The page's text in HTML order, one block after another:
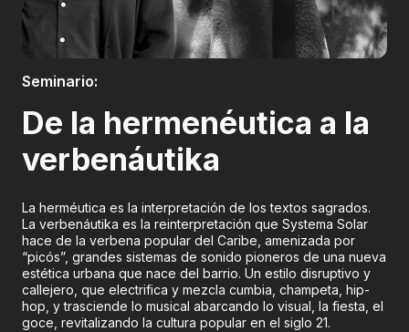
Seminario:
De la hermenéutica a la
verbenáutika
La herméutica es la interpretación de los textos sagrados.
La verbenáutika es la reinterpretación que Systema Solar
hace de la verbena popular del Caribe, amenizada por
“picós”, grandes sistemas de sonido pioneros de una nueva
estética urbana que nace del barrio. Un estilo disruptivo y
callejero, que electrifica y mezcla cumbia, champeta, hip-
hop, y trasciende lo musical abarcando lo visual, la fiesta, el
goce, revitalizando la cultura popular en el siglo 21.